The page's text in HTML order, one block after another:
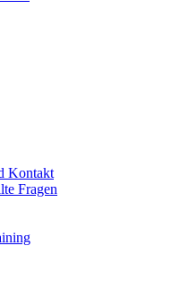
Kontakt
Fragen